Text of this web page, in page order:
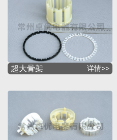
超大骨架 详情>>